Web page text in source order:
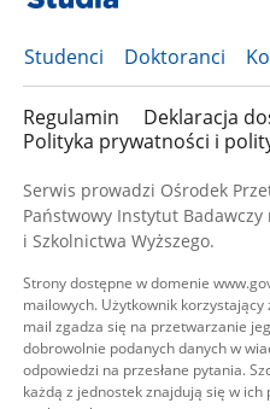
Studenci Doktoranci
Regulamin
Deklaracja
Polityka prywatności i
Serwis prowadzi Ośrodek
Państwowy Instytut
i Szkolnictwa Wyższego.
Strony dostępne w domenie
mailowych. Użytkownik
mail zgadza się na przetwarzanie
dobrowolnie podanych danych w
odpowiedzi na przesłane pytania.
każdą z jednostek znajdują się w